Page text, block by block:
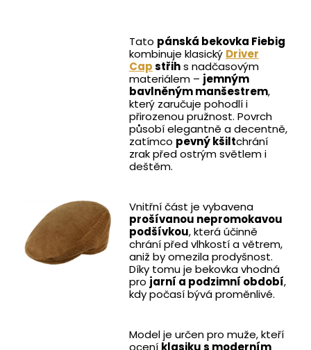
Tato pánská bekovka Fiebig
kombinuje klasický Driver
Capstřihs nadčasovým
materiálem – jemným
bavlněným manšestrem,
který zaručuje pohodlí i
přirozenou pružnost. Povrch
působí elegantně a decentně,
zatímco pevný kšiltchrání
zrak před ostrým světlem i
deštěm.
Vnitřní část je vybavena
prošívanou nepromokavou
podšívkou, která účinně
chrání před vlhkostí a větrem,
aniž by omezila prodyšnost.
Díky tomu je bekovka vhodná
pro jarní a podzimní období,
kdy počasí bývá proměnlivé.
Model je určen pro muže, kteří